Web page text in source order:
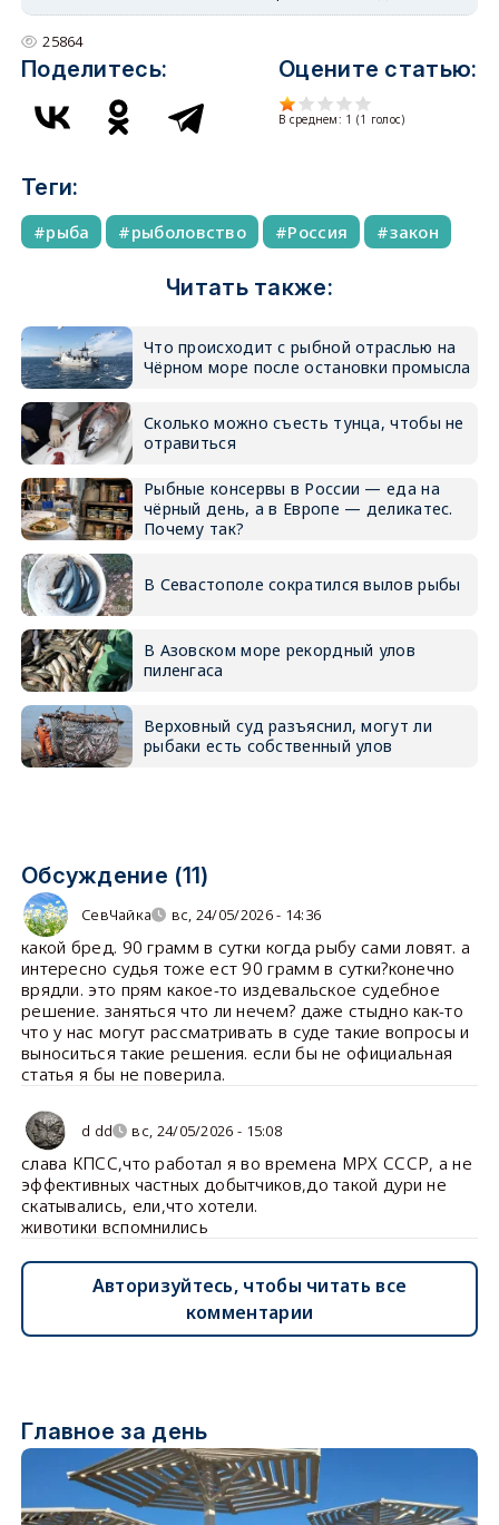
25864
Поделитесь: Оцените статью:
В среднем: 1 (1 голос)
Теги:
рыба рыболовство Россия закон
Читать также:
Что происходит с рыбной отраслью на
Чёрном море после остановки промысла
Сколько можно съесть тунца, чтобы не
отравиться
Рыбные консервы в России — еда на
чёрный день, а в Европе — деликатес.
Почему так?
В Севастополе сократился вылов рыбы
В Азовском море рекордный улов
пиленгаса
Верховный суд разъяснил, могут ли
рыбаки есть собственный улов
Обсуждение (11)
СевЧайка вс, 24/05/2026 - 14:36
какой бред. 90 грамм в сутки когда рыбу сами ловят. а
интересно судья тоже ест 90 грамм в сутки?конечно
врядли. это прям какое-то издевальское судебное
решение. заняться что ли нечем? даже стыдно как-то
что у нас могут рассматривать в суде такие вопросы и
выноситься такие решения. если бы не официальная
статья я бы не поверила.
d dd вс, 24/05/2026 - 15:08
слава КПСС,что работал я во времена МРХ СССР, а не
эффективных частных добытчиков,до такой дури не
скатывались, ели,что хотели.
животики вспомнились
Авторизуйтесь, чтобы читать все
комментарии
Главное за день